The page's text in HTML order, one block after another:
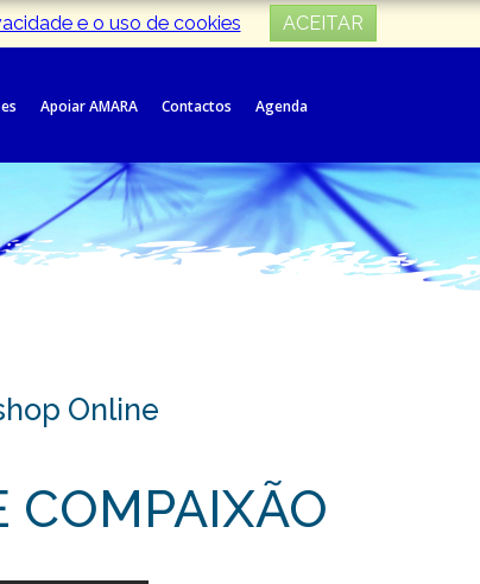
e o uso de cookies ACEITAR
Apoiar AMARA Contactos Agenda
Online
COMPAIXÃO